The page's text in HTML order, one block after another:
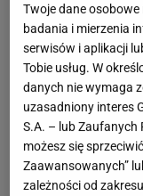
Twoje dane
badania i mierzenia
serwisów i aplikacji
Tobie usług. W
danych nie wymaga
uzasadniony interes
S.A. – lub Zaufanych
możesz się
Zaawansowanych”
zależności od